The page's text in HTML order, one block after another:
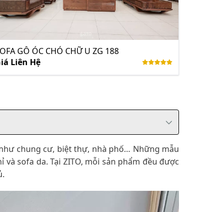
GỖ ÓC CHÓ CHỮ U ZG 188
Liên Hệ
chung cư, biệt thự, nhà phố… Những mẫu
sofa da. Tại ZITO, mỗi sản phẩm đều được